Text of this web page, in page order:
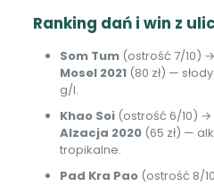
Ranking dań i win z
Som Tum(ostrość 7/10) →
Mosel 2021(80 zł) —
g/l.
Khao Soi(ostrość 6/10) →
Alzacja 2020(65 zł) —
tropikalne.
Pad Kra Pao(ostrość 8/